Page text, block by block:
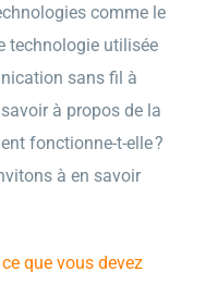
comme le
technologie utilisée
sans fil à
à propos de la
fonctionne-t-elle ?
à en savoir
que vous devez